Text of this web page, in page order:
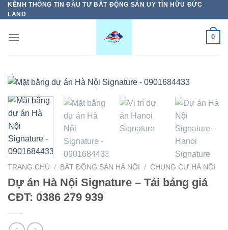
Bỏ
qua
dung
KÊNH THÔNG TIN ĐẦU TƯ BẤT ĐỘNG SẢN UY TÍN HỮU ĐỨC
LAND
0
TRANG CHỦ / BẤT ĐỘNG SẢN HÀ NỘI / CHUNG CƯ HÀ NỘI
Dự án Hà Nội Signature – Tải bảng giá
CĐT: 0386 279 939